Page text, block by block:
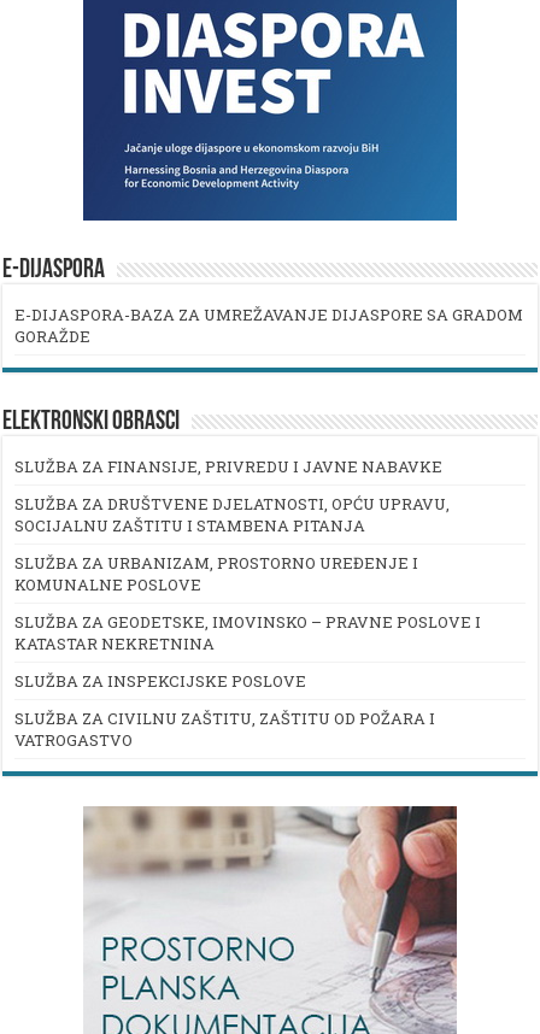
E-DIJASPORA
E-DIJASPORA-BAZA ZA UMREŽAVANJE DIJASPORE SA GRADOM
GORAŽDE
ELEKTRONSKI OBRASCI
SLUŽBA ZA FINANSIJE, PRIVREDU I JAVNE NABAVKE
SLUŽBA ZA DRUŠTVENE DJELATNOSTI, OPĆU UPRAVU,
SOCIJALNU ZAŠTITU I STAMBENA PITANJA
SLUŽBA ZA URBANIZAM, PROSTORNO UREĐENJE I
KOMUNALNE POSLOVE
SLUŽBA ZA GEODETSKE, IMOVINSKO – PRAVNE POSLOVE I
KATASTAR NEKRETNINA
SLUŽBA ZA INSPEKCIJSKE POSLOVE
SLUŽBA ZA CIVILNU ZAŠTITU, ZAŠTITU OD POŽARA I
VATROGASTVO